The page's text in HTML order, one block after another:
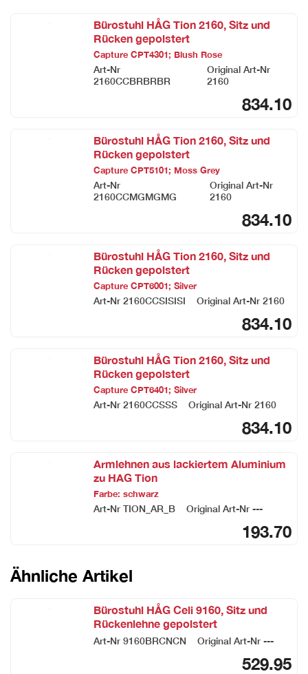
Bürostuhl HÅG Tion 2160, Sitz und
Rücken gepolstert
Capture CPT4301; Blush Rose
Art-Nr
2160CCBRBRBR
Original Art-Nr
2160
834.10
Bürostuhl HÅG Tion 2160, Sitz und
Rücken gepolstert
Capture CPT5101; Moss Grey
Art-Nr
2160CCMGMGMG
Original Art-Nr
2160
834.10
Bürostuhl HÅG Tion 2160, Sitz und
Rücken gepolstert
Capture CPT6001; Silver
Art-Nr 2160CCSISISI Original Art-Nr 2160
834.10
Bürostuhl HÅG Tion 2160, Sitz und
Rücken gepolstert
Capture CPT6401; Silver
Art-Nr 2160CCSSS Original Art-Nr 2160
834.10
Armlehnen aus lackiertem Aluminium
zu HAG Tion
Farbe: schwarz
Art-Nr TION_AR_B Original Art-Nr ---
193.70
Ähnliche Artikel
Bürostuhl HÅG Celi 9160, Sitz und
Rückenlehne gepolstert
Art-Nr 9160BRCNCN Original Art-Nr ---
529.95